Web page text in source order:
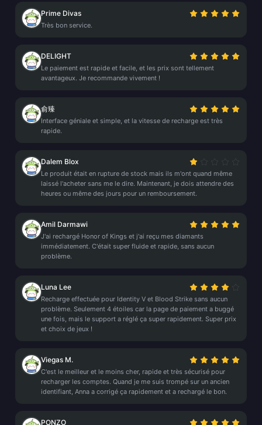
Prime Divas
Très bon service.
DELIGHT
Le paiement est rapide et facile, et les prix sont tellement
avantageux. Je recommande vivement !
俞臻
Interface géniale et simple, et la vitesse de recharge est très
rapide.
Dalem Blox
Le produit était en rupture de stock mais ils m'ont quand même
laissé l'acheter sans me le dire. Maintenant, je dois attendre des
heures ou même des jours pour un remboursement.
Amil Darmawi
J'ai rechargé Honor of Kings et j'ai reçu mes diamants
immédiatement. C'était super fluide et rapide, sans aucun
problème.
Luna Lee
Recharge effectuée pour Identity V et Blood Strike sans aucun
problème. Seulement 4 étoiles car la page de paiement a buggé
une fois, mais le support a réglé ça super rapidement. Super prix
et choix de jeux !
Viegas M.
C'est le meilleur et le moins cher, rapide et très sécurisé pour
recharger les comptes. Quand je me suis trompé sur un ancien
identifiant, Anna a corrigé ça rapidement et a rechargé le bon.
PONZO